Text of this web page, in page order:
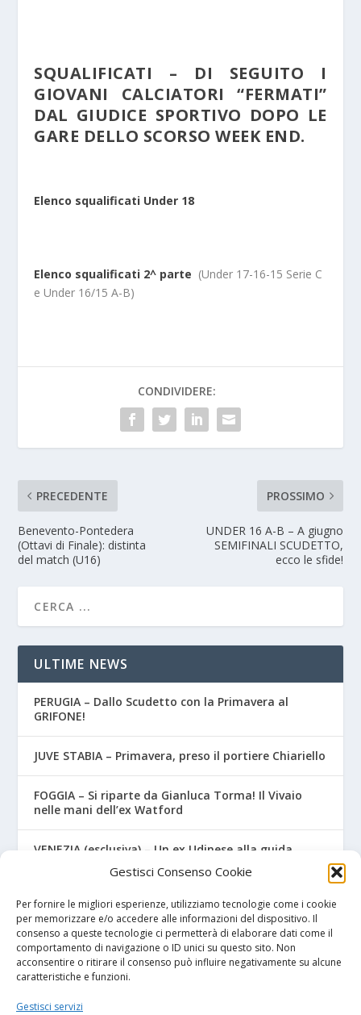
Gestisci Consenso Cookie
Per fornire le migliori esperienze, utilizziamo tecnologie come i cookie
per memorizzare e/o accedere alle informazioni del dispositivo. Il
consenso a queste tecnologie ci permetterà di elaborare dati come il
comportamento di navigazione o ID unici su questo sito. Non
acconsentire o ritirare il consenso può influire negativamente su alcune
caratteristiche e funzioni.
Gestisci servizi
SQUALIFICATI – DI SEGUITO I
GIOVANI CALCIATORI “FERMATI”
DAL GIUDICE SPORTIVO DOPO LE
GARE DELLO SCORSO WEEK END.
Elenco squalificati Under 18
Elenco squalificati 2^ parte (Under 17-16-15 Serie C
e Under 16/15 A-B)
CONDIVIDERE:
PRECEDENTE
Benevento-Pontedera
(Ottavi di Finale): distinta
del match (U16)
PROSSIMO
UNDER 16 A-B – A giugno
SEMIFINALI SCUDETTO,
ecco le sfide!
ULTIME NEWS
PERUGIA – Dallo Scudetto con la Primavera al
GRIFONE!
JUVE STABIA – Primavera, preso il portiere Chiariello
FOGGIA – Si riparte da Gianluca Torma! Il Vivaio
nelle mani dell’ex Watford
VENEZIA (esclusiva) – Un ex Udinese alla guida
Lecce – Dal Salento al…Salento! Ceduto un classe
2007
I NOSTRI SPONSOR